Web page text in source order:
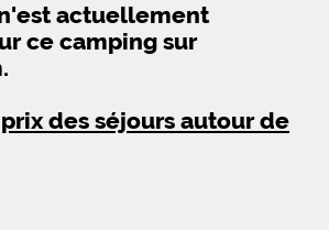
actuellement
ce camping sur
des séjours autour de